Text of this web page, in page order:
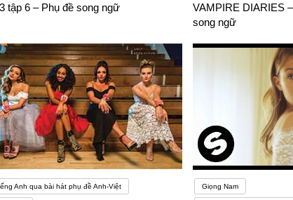
tập 6 – Phụ đề song ngữ
VAMPIRE DIARIES
song ngữ
Anh qua bài hát phụ đề Anh-Việt Giọng Nam